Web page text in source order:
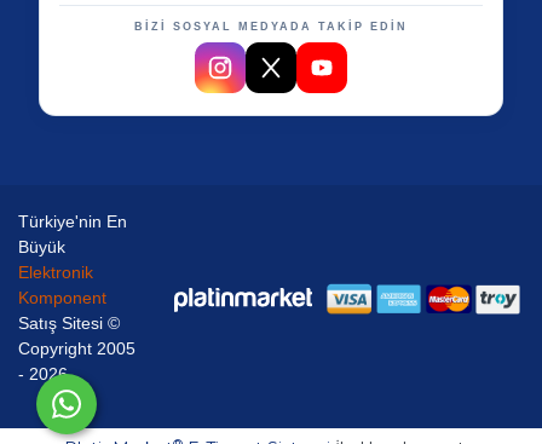
BİZİ SOSYAL MEDYADA TAKİP EDİN
Türkiye'nin En
Büyük
Elektronik
Komponent
Satış Sitesi ©
Copyright 2005
- 2026